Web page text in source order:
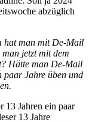
abzüglich
hat man mit De-Mail
jetzt mit dem
Hätte man De-Mail
paar Jahre üben und
13 Jahren ein paar
13 Jahre